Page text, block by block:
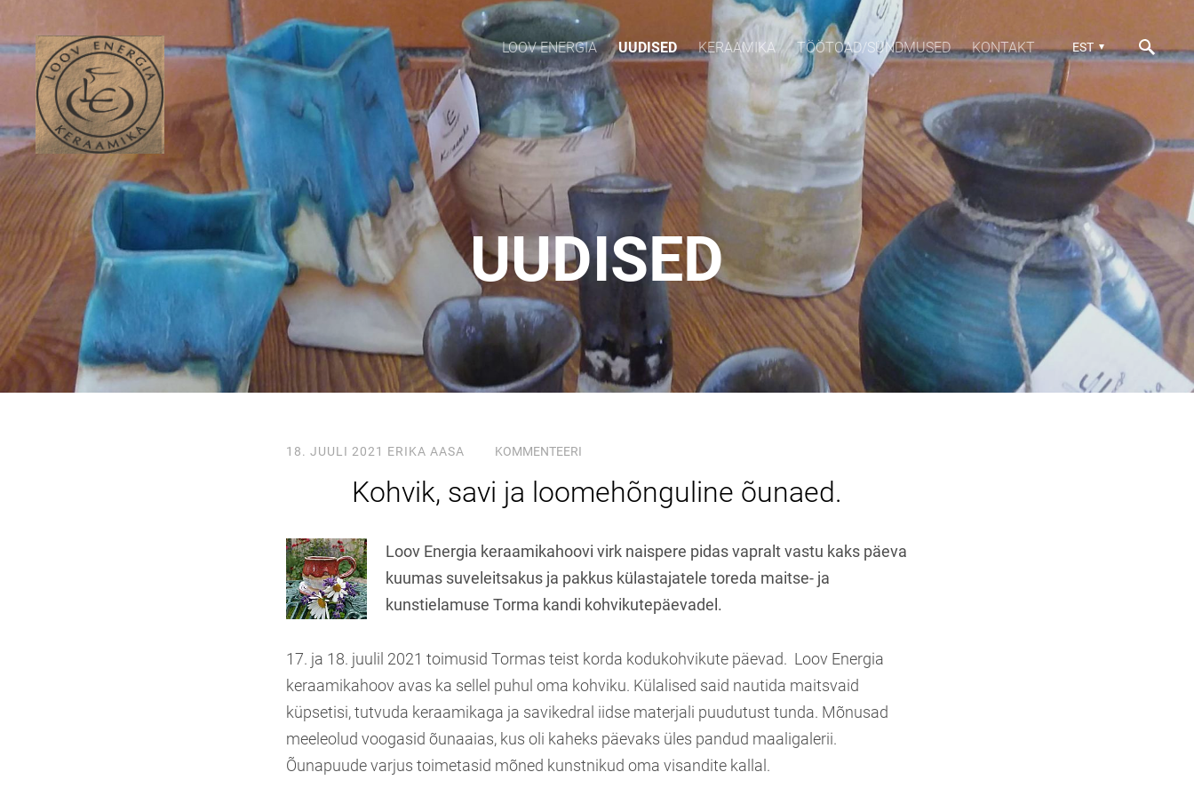
LOOV ENERGIA UUDISED KERAAMIKA TÖÖTOAD/SÜNDMUSED KONTAKT EST
UUDISED
18. JUULI 2021 ERIKA AASA KOMMENTEERI
Kohvik, savi ja loomehõnguline õunaed.
Loov Energia keraamikahoovi virk naispere pidas vapralt vastu kaks päeva
kuumas suveleitsakus ja pakkus külastajatele toreda maitse- ja
kunstielamuse Torma kandi kohvikutepäevadel.
17. ja 18. juulil 2021 toimusid Tormas teist korda kodukohvikute päevad. Loov Energia
keraamikahoov avas ka sellel puhul oma kohviku. Külalised said nautida maitsvaid
küpsetisi, tutvuda keraamikaga ja savikedral iidse materjali puudutust tunda. Mõnusad
meeleolud voogasid õunaaias, kus oli kaheks päevaks üles pandud maaligalerii.
Õunapuude varjus toimetasid mõned kunstnikud oma visandite kallal.